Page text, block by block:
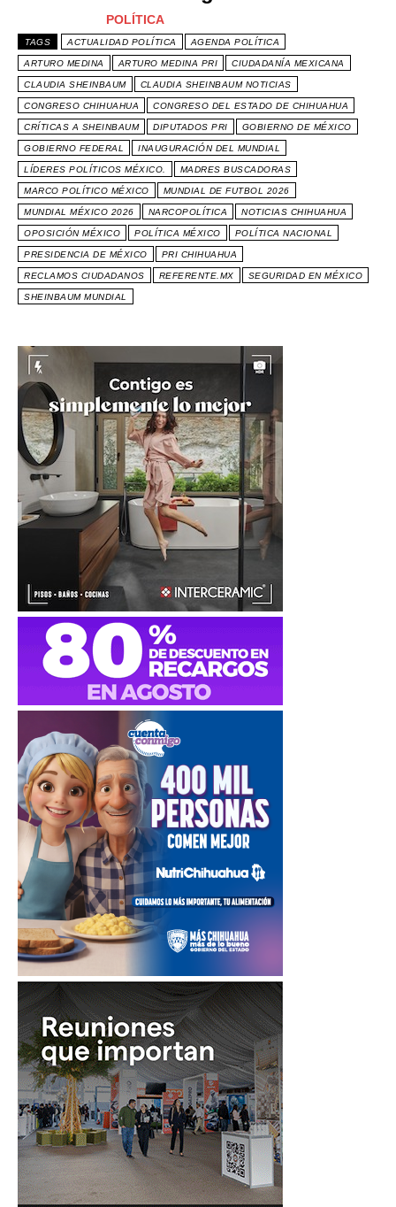
POLÍTICA
TAGS ACTUALIDAD POLÍTICA AGENDA POLÍTICA
ARTURO MEDINA ARTURO MEDINA PRI CIUDADANÍA MEXICANA
CLAUDIA SHEINBAUM CLAUDIA SHEINBAUM NOTICIAS
CONGRESO CHIHUAHUA CONGRESO DEL ESTADO DE CHIHUAHUA
CRÍTICAS A SHEINBAUM DIPUTADOS PRI GOBIERNO DE MÉXICO
GOBIERNO FEDERAL INAUGURACIÓN DEL MUNDIAL
LÍDERES POLÍTICOS MÉXICO. MADRES BUSCADORAS
MARCO POLÍTICO MÉXICO MUNDIAL DE FUTBOL 2026
MUNDIAL MÉXICO 2026 NARCOPOLÍTICA NOTICIAS CHIHUAHUA
OPOSICIÓN MÉXICO POLÍTICA MÉXICO POLÍTICA NACIONAL
PRESIDENCIA DE MÉXICO PRI CHIHUAHUA
RECLAMOS CIUDADANOS REFERENTE.MX SEGURIDAD EN MÉXICO
SHEINBAUM MUNDIAL